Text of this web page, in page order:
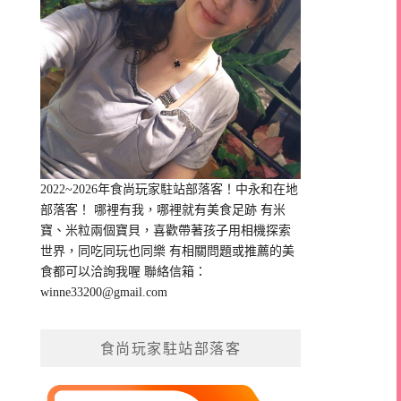
2022~2026年食尚玩家駐站部落客！中永和在地
部落客！ 哪裡有我，哪裡就有美食足跡 有米
寶、米粒兩個寶貝，喜歡帶著孩子用相機探索
世界，同吃同玩也同樂 有相關問題或推薦的美
食都可以洽詢我喔 聯絡信箱：
winne33200@gmail.com
食尚玩家駐站部落客